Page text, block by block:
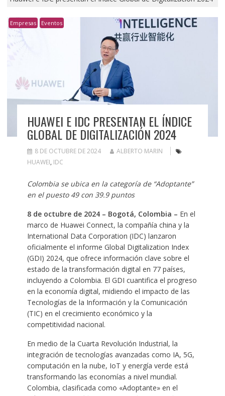
Empresas Eventos
HUAWEI E IDC PRESENTAN EL ÍNDICE
GLOBAL DE DIGITALIZACIÓN 2024
8 DE OCTUBRE DE 2024
ALBERTO MARIN
HUAWEI, IDC
Colombia se ubica en la categoría de “Adoptante”
en el puesto 49 con 39.9 puntos
8 de octubre de 2024 – Bogotá, Colombia – En el
marco de Huawei Connect, la compañía china y la
International Data Corporation (IDC) lanzaron
oficialmente el informe Global Digitalization Index
(GDI) 2024, que ofrece información clave sobre el
estado de la transformación digital en 77 países,
incluyendo a Colombia. El GDI cuantifica el progreso
en la economía digital, midiendo el impacto de las
Tecnologías de la Información y la Comunicación
(TIC) en el crecimiento económico y la
competitividad nacional.
En medio de la Cuarta Revolución Industrial, la
integración de tecnologías avanzadas como IA, 5G,
computación en la nube, IoT y energía verde está
transformando las economías a nivel mundial.
Colombia, clasificada como «Adoptante» en el